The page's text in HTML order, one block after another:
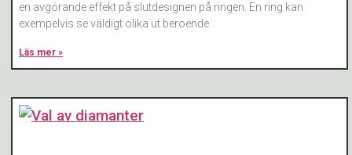
en avgörande effekt på slutdesignen på ringen. En ring kan
exempelvis se väldigt olika ut beroende
Läs mer »